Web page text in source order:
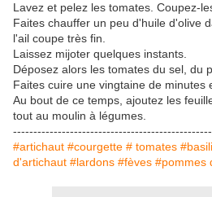
Lavez et pelez les tomates. Coupez-
Faites chauffer un peu d'huile d'olive
l'ail coupe très fin.
Laissez mijoter quelques instants.
Déposez alors les tomates du sel, du
Faites cuire une vingtaine de minutes
Au bout de ce temps, ajoutez les
tout au moulin à légumes.
#artichaut #courgette # tomates
d'artichaut #lardons #fèves #pommes